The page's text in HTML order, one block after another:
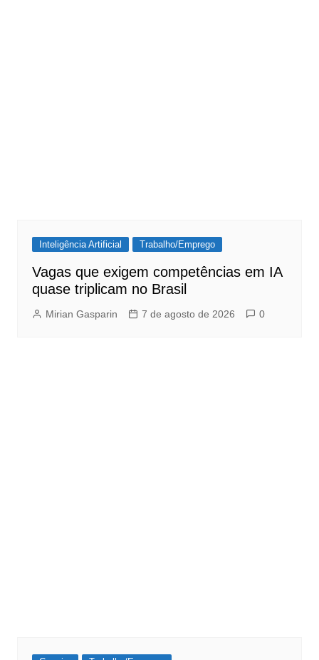
Inteligência Artificial Trabalho/Emprego
Vagas que exigem competências em IA
quase triplicam no Brasil
Mirian Gasparin 7 de agosto de 2026 0